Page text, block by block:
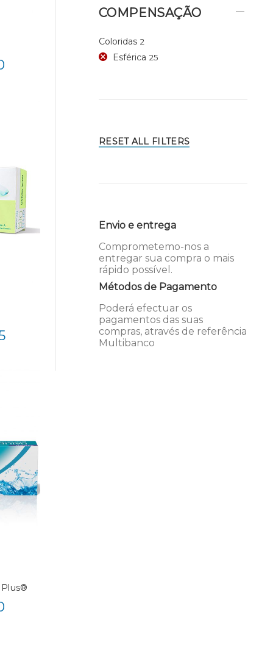
COMPENSAÇÃO
Coloridas 2
Esférica 25
RESET ALL FILTERS
Envio e entrega
Comprometemo-nos a
entregar sua compra o mais
rápido possível.
Métodos de Pagamento
Poderá efectuar os
pagamentos das suas
compras, através de referência
Multibanco